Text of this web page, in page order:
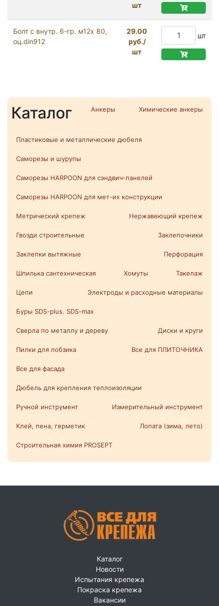
Каталог Анкеры Химические анкеры
Пластиковые и металлические дюбеля
Саморезы и шурупы
Саморезы HARPOON для сэндвич-панелей
Саморезы HARPOON для мет-их конструкции
Метрический крепеж Нержавеющий крепеж
Гвозди строительные Заклепочники
Заклепки вытяжные Перфорация
Шпилька сантехническая Хомуты Такелаж
Цепи Электроды и расходные материалы
Буры SDS-plus. SDS-max
Сверла по металлу и дереву Диски и круги
Пилки для лобзика Все для ПЛИТОЧНИКА
Все для фасада
Дюбель для крепления теплоизоляции
Ручной инструмент Измерительный инструмент
Клей, пена, герметик Лопата (зима, лето)
Строительная химия PROSEPT
шт
Болт с внутр. 6-гр. м12х 80,
оц.din912
29.00
руб./
шт
шт
Каталог
Новости
Испытания крепежа
Покраска крепежа
Вакансии